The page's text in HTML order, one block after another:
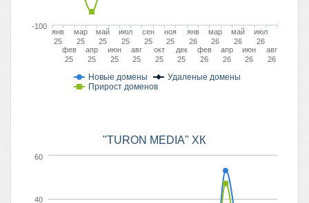
Новые домены
Удаленые домены
Прирост доменов
янв
25
фев
25
мар
25
апр
25
май
25
июн
25
июл
25
авг
25
сен
25
окт
25
ноя
25
дек
25
янв
26
фев
26
мар
26
апр
26
май
26
июн
26
июл
26
авг
26
-100
"TURON MEDIA" ХК
40
60